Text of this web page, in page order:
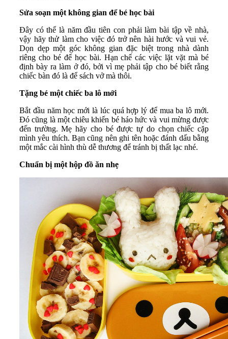
Sửa soạn một không gian để bé học bài
Đây có thể là năm đầu tiên con phải làm bài tập về nhà,
vậy hãy thử làm cho việc đó trở nên hài hước và vui vẻ.
Dọn dẹp một góc không gian đặc biệt trong nhà dành
riêng cho bé để học bài. Hạn chế các việc lặt vặt mà bé
định bày ra làm ở đó, bởi vì mẹ phải tập cho bé biết rằng
chiếc bàn đó là để sách vở mà thôi.
Tặng bé một chiếc ba lô mới
Bắt đầu năm học mới là lúc quá hợp lý để mua ba lô mới.
Đó cũng là một chiêu khiến bé háo hức và vui mừng được
đến trường. Mẹ hãy cho bé được tự do chọn chiếc cặp
mình yêu thích. Bạn cũng nên ghi tên hoặc đánh dấu bằng
một mắc cài hình thù dễ thương để tránh bị thất lạc nhé.
Chuẩn bị một hộp đồ ăn nhẹ